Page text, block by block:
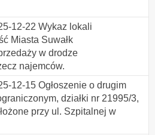
12-22 Wykaz lokali
Miasta Suwałk
w drodze
najemców.
12-15 Ogłoszenie o drugim
działki nr 21995/3,
przy ul. Szpitalnej w